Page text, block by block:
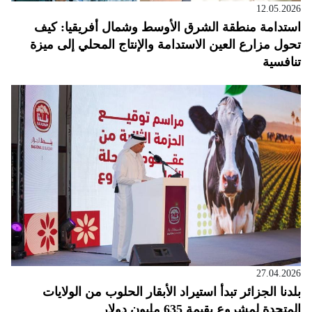
12.05.2026
استدامة منطقة الشرق الأوسط وشمال أفريقيا: كيف
تحول مزارع العين الاستدامة والإنتاج المحلي إلى ميزة
تنافسية
27.04.2026
بلدنا الجزائر تبدأ استيراد الأبقار الحلوب من الولايات